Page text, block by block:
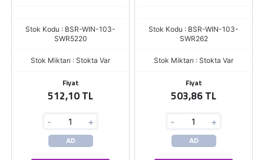
Stok Kodu : BSR-WIN-103-
SWR5220
Stok Miktarı : Stokta Var
Fiyat
512,10 TL
- +
AD
Stok Kodu : BSR-WIN-103-
SWR262
Stok Miktarı : Stokta Var
Fiyat
503,86 TL
- +
AD